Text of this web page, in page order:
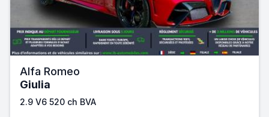
Alfa Romeo
Giulia
2.9 V6 520 ch BVA